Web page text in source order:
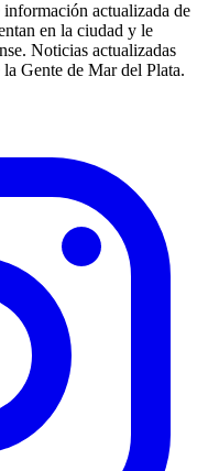
actualizada de
en la ciudad y le
Noticias actualizadas
Gente de Mar del Plata.